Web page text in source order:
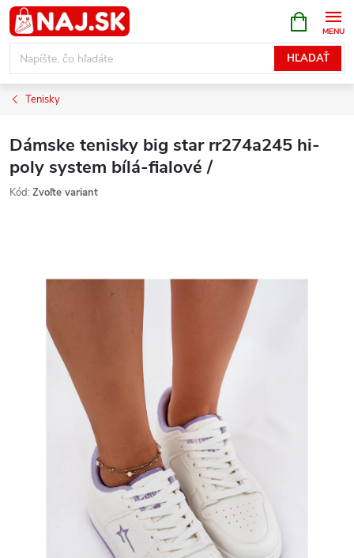
Prejsť
na
obsah
HĽADAŤ
KOŠÍK
Tenisky
Dámske tenisky big star rr274a245 hi-
poly system bílá-fialové /
Kód: Zvoľte variant